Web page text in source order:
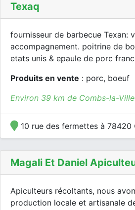
Texaq
fournisseur de barbecue Texan:
accompagnement. poitrine de
etats unis & epaule de porc
Produits en vente : porc, boeuf
Environ 39 km de Combs-la-Ville
10 rue des fermettes à 78420
Magali Et Daniel
Apiculteurs récoltants, nous
production locale et artisanale